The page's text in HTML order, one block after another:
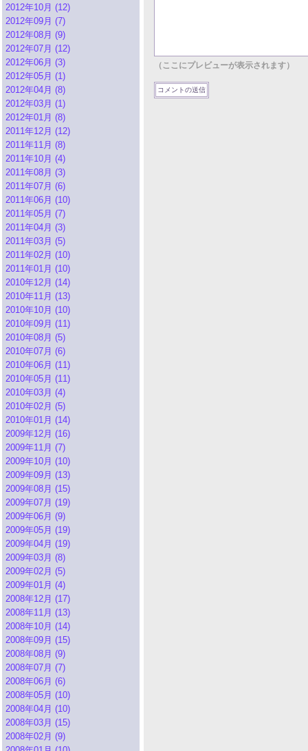
2012年10月 (12)
2012年09月 (7)
2012年08月 (9)
2012年07月 (12)
2012年06月 (3)
2012年05月 (1)
2012年04月 (8)
2012年03月 (1)
2012年01月 (8)
2011年12月 (12)
2011年11月 (8)
2011年10月 (4)
2011年08月 (3)
2011年07月 (6)
2011年06月 (10)
2011年05月 (7)
2011年04月 (3)
2011年03月 (5)
2011年02月 (10)
2011年01月 (10)
2010年12月 (14)
2010年11月 (13)
2010年10月 (10)
2010年09月 (11)
2010年08月 (5)
2010年07月 (6)
2010年06月 (11)
2010年05月 (11)
2010年03月 (4)
2010年02月 (5)
2010年01月 (14)
2009年12月 (16)
2009年11月 (7)
2009年10月 (10)
2009年09月 (13)
2009年08月 (15)
2009年07月 (19)
2009年06月 (9)
2009年05月 (19)
2009年04月 (19)
2009年03月 (8)
2009年02月 (5)
2009年01月 (4)
2008年12月 (17)
2008年11月 (13)
2008年10月 (14)
2008年09月 (15)
2008年08月 (9)
2008年07月 (7)
2008年06月 (6)
2008年05月 (10)
2008年04月 (10)
2008年03月 (15)
2008年02月 (9)
（ここにプレビューが表示されます）